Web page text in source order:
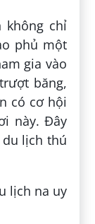
không chỉ
phủ một
gia vào
băng,
có cơ hội
này. Đây
lịch thú